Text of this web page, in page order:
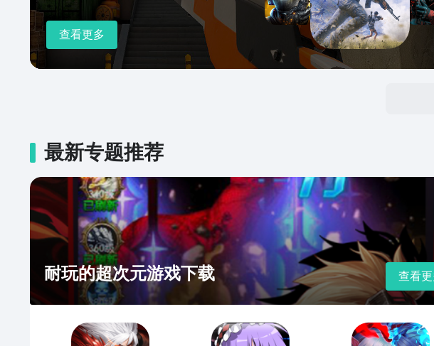
查看更多
最新专题推荐
耐玩的超次元游戏下载 查看